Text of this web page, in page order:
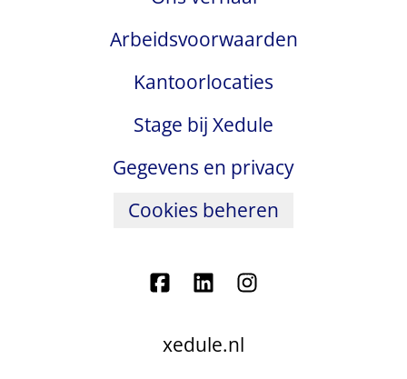
Arbeidsvoorwaarden
Kantoorlocaties
Stage bij Xedule
Gegevens en privacy
Cookies beheren
xedule.nl